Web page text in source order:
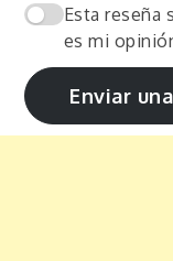
Esta reseña
es mi
Enviar